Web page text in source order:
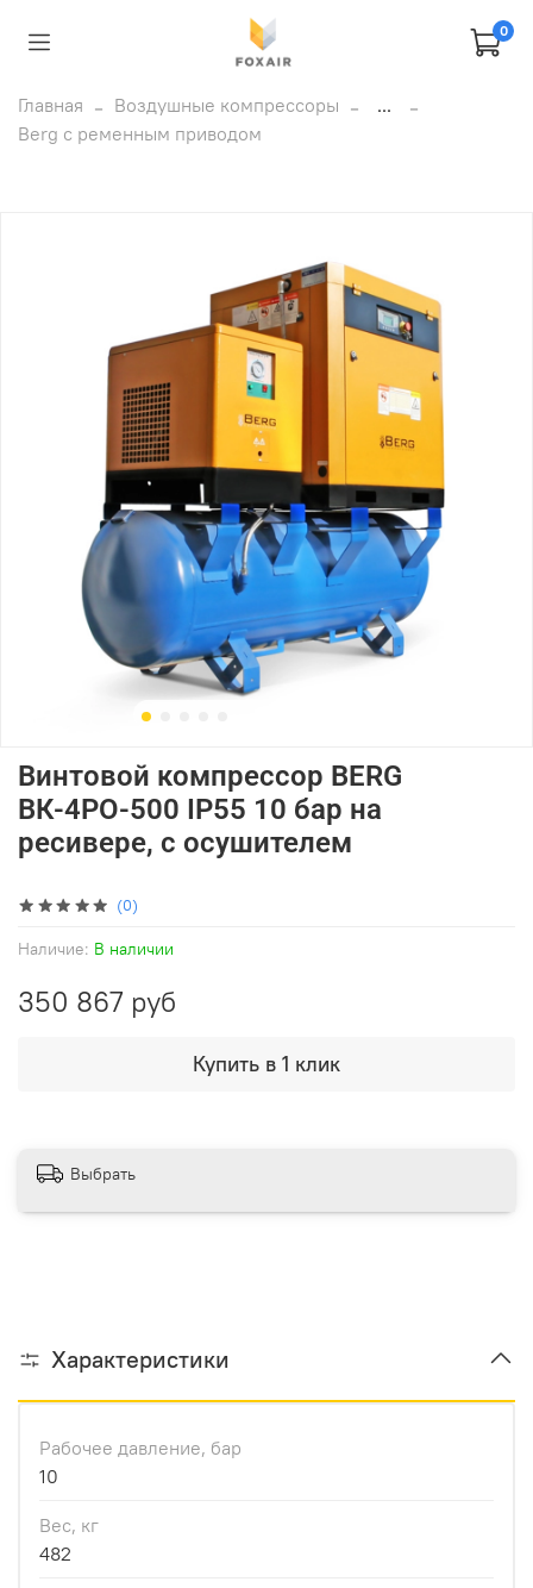
0
Главная Воздушные компрессоры
...
Berg с ременным приводом
(0)
Наличие: В наличии
Винтовой компрессор BERG
ВК-4РО-500 IP55 10 бар на
ресивере, с осушителем
350 867 руб
Купить в 1 клик
Выбрать
Характеристики
Рабочее давление, бар
10
Вес, кг
482